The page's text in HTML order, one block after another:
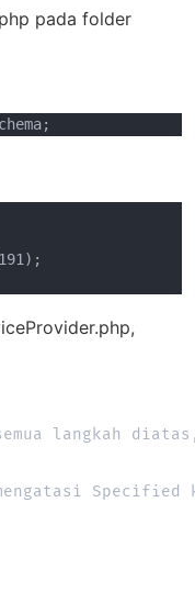
pada folder
langkah